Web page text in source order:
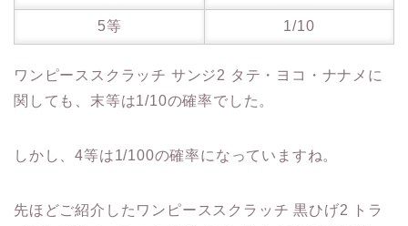
5等 1/10
ワンピーススクラッチ サンジ2 タテ・ヨコ・ナナメに
関しても、末等は1/10の確率でした。
しかし、4等は1/100の確率になっていますね。
先ほどご紹介したワンピーススクラッチ 黒ひげ2 トラ